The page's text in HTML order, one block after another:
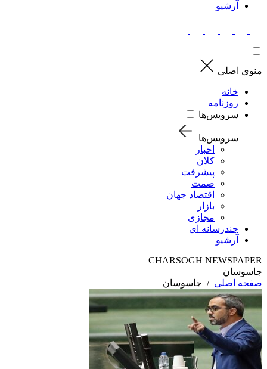
آرشیو
منوی اصلی
خانه
روزنامه
سرویس‌ها
سرویس‌ها
اخبار
کلان
پیشرفت
صمت
اقتصاد جهان
بازار
مجازی
چندرسانه ای
آرشیو
CHARSOGH NEWSPAPER
جاسوسان
صفحه اصلی / جاسوسان